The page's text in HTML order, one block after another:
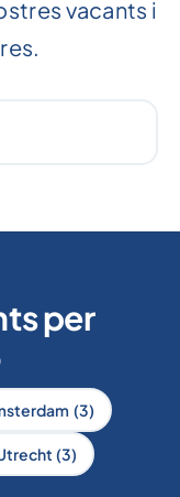
vacants i
per
(3)
(3)